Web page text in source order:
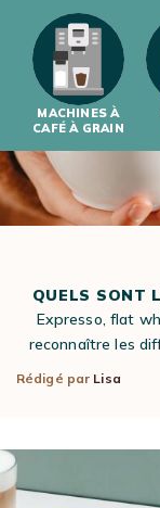
MACHINES À
CAFÉ À GRAIN
QUELS SONT
Expresso, flat
reconnaître les
Rédigé par Lisa